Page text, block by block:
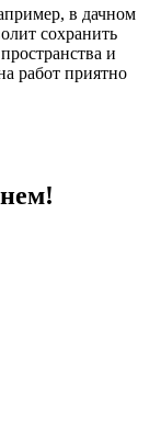
в дачном
сохранить
и
работ приятно